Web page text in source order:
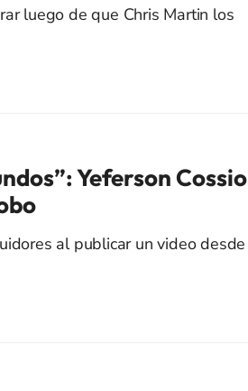
luego de que Chris Martin los
Yeferson Cossio
al publicar un video desde